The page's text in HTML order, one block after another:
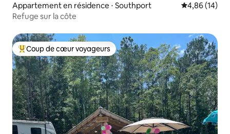
Appartement en résidence ⋅ Southport Évaluation
4,86 (14)
Refuge sur la côte
Coups de cœur voyageurs les plus appréciés
Coup de cœur voyageurs